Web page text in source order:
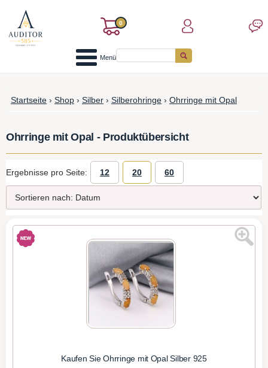
0
Menü
Startseite › Shop › Silber › Silberohringe › Ohrringe mit Opal
Ohrringe mit Opal - Produktübersicht
Ergebnisse pro Seite: 12 20 60
Kaufen Sie Ohrringe mit Opal Silber 925